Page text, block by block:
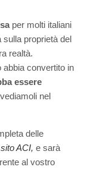
per molti italiani
sulla proprietà del
realtà.
abbia convertito in
essere
nel
delle
ACI, e sarà
al vostro